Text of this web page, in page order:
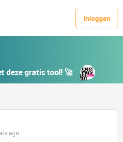
Inloggen
deze gratis tool! 🚀
ago